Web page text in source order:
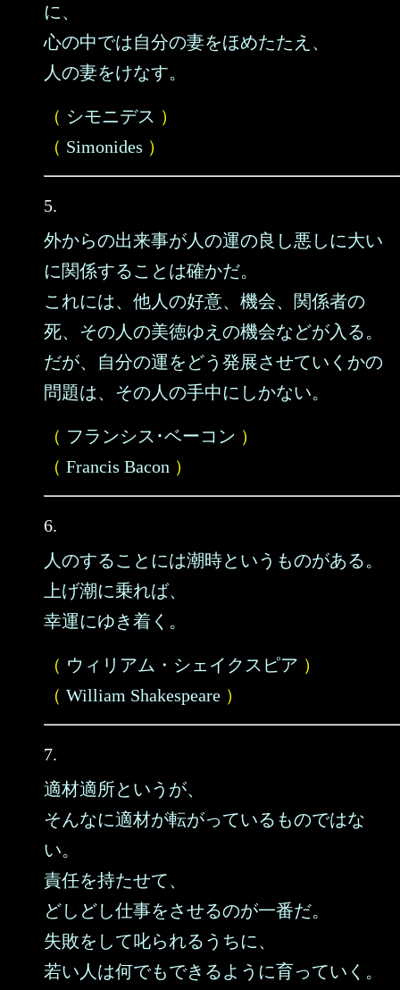
に、
心の中では自分の妻をほめたたえ、
人の妻をけなす。
（ シモニデス ）
（ Simonides ）
5.
外からの出来事が人の運の良し悪しに大い
に関係することは確かだ。
これには、他人の好意、機会、関係者の
死、その人の美徳ゆえの機会などが入る。
だが、自分の運をどう発展させていくかの
問題は、その人の手中にしかない。
（ フランシス･ベーコン ）
（ Francis Bacon ）
6.
人のすることには潮時というものがある。
上げ潮に乗れば、
幸運にゆき着く。
（ ウィリアム・シェイクスピア ）
（ William Shakespeare ）
7.
適材適所というが、
そんなに適材が転がっているものではな
い。
責任を持たせて、
どしどし仕事をさせるのが一番だ。
失敗をして叱られるうちに、
若い人は何でもできるように育っていく。